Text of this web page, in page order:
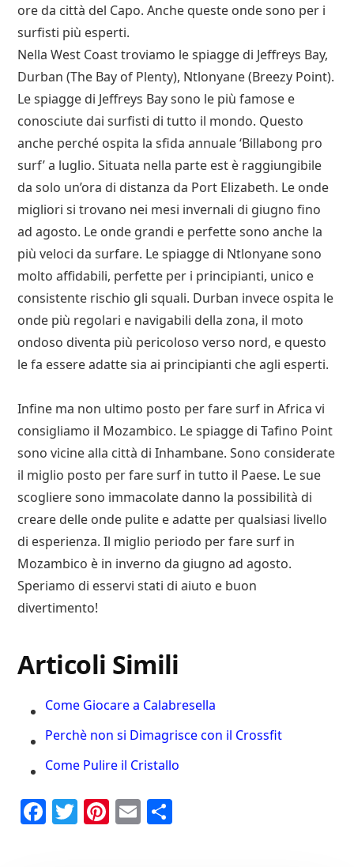
ore da città del Capo. Anche queste onde sono per i
surfisti più esperti.
Nella West Coast troviamo le spiagge di Jeffreys Bay,
Durban (The Bay of Plenty), Ntlonyane (Breezy Point).
Le spiagge di Jeffreys Bay sono le più famose e
conosciute dai surfisti di tutto il mondo. Questo
anche perché ospita la sfida annuale ‘Billabong pro
surf’ a luglio. Situata nella parte est è raggiungibile
da solo un’ora di distanza da Port Elizabeth. Le onde
migliori si trovano nei mesi invernali di giugno fino
ad agosto. Le onde grandi e perfette sono anche la
più veloci da surfare. Le spiagge di Ntlonyane sono
molto affidabili, perfette per i principianti, unico e
consistente rischio gli squali. Durban invece ospita le
onde più regolari e navigabili della zona, il moto
ondoso diventa più pericoloso verso nord, e questo
le fa essere adatte sia ai principianti che agli esperti.
Infine ma non ultimo posto per fare surf in Africa vi
consigliamo il Mozambico. Le spiagge di Tafino Point
sono vicine alla città di Inhambane. Sono considerate
il miglio posto per fare surf in tutto il Paese. Le sue
scogliere sono immacolate danno la possibilità di
creare delle onde pulite e adatte per qualsiasi livello
di esperienza. Il miglio periodo per fare surf in
Mozambico è in inverno da giugno ad agosto.
Speriamo di esservi stati di aiuto e buon
divertimento!
Articoli Simili
Come Giocare a Calabresella
Perchè non si Dimagrisce con il Crossfit
Come Pulire il Cristallo
Fa T Pi E